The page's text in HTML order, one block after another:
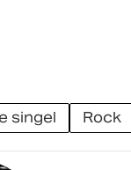
singel rock